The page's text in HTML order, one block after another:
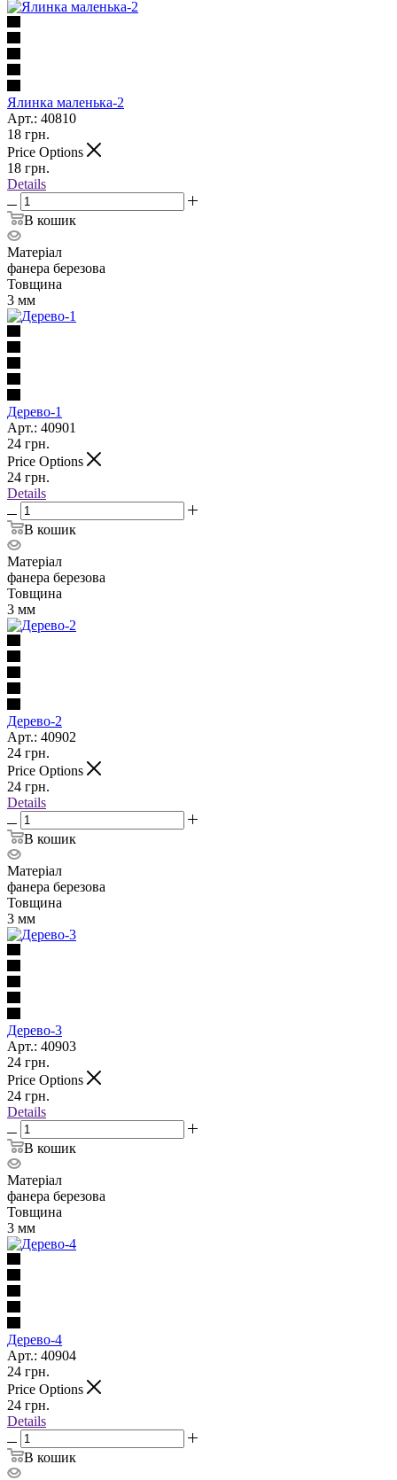
Ялинка маленька-2
Арт.: 40810
18 грн.
Price Options
18 грн.
Details
В кошик
Матеріал
фанера березова
Товщина
3 мм
Дерево-1
Арт.: 40901
24 грн.
Price Options
24 грн.
Details
В кошик
Матеріал
фанера березова
Товщина
3 мм
Дерево-2
Арт.: 40902
24 грн.
Price Options
24 грн.
Details
В кошик
Матеріал
фанера березова
Товщина
3 мм
Дерево-3
Арт.: 40903
24 грн.
Price Options
24 грн.
Details
В кошик
Матеріал
фанера березова
Товщина
3 мм
Дерево-4
Арт.: 40904
24 грн.
Price Options
24 грн.
Details
В кошик